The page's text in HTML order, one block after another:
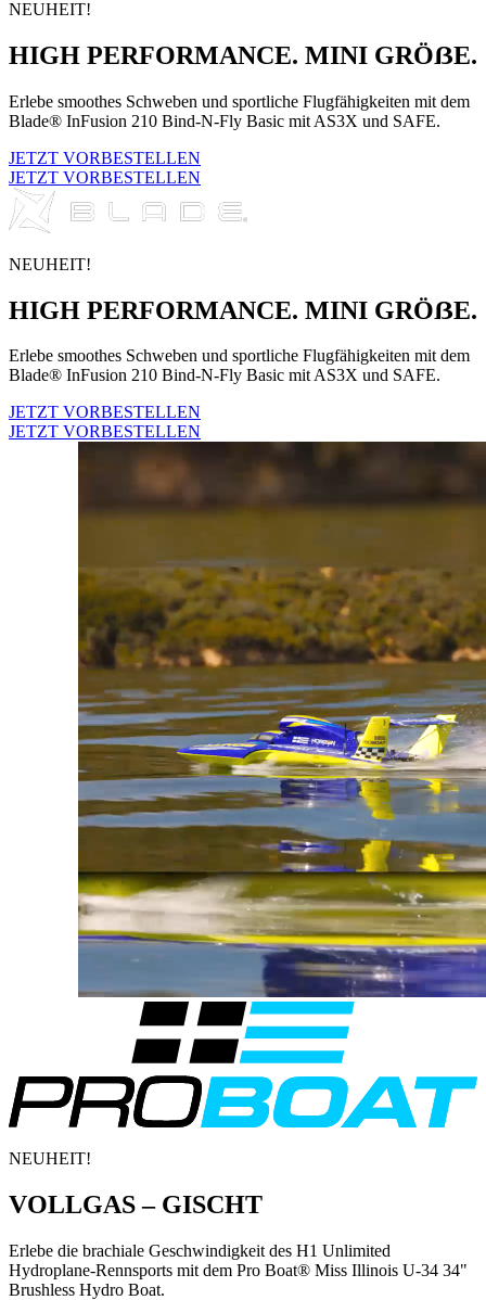
NEUHEIT!
HIGH PERFORMANCE. MINI GRÖẞE.
Erlebe smoothes Schweben und sportliche Flugfähigkeiten mit dem
Blade® InFusion 210 Bind-N-Fly Basic mit AS3X und SAFE.
JETZT VORBESTELLEN
JETZT VORBESTELLEN
NEUHEIT!
HIGH PERFORMANCE. MINI GRÖẞE.
Erlebe smoothes Schweben und sportliche Flugfähigkeiten mit dem
Blade® InFusion 210 Bind-N-Fly Basic mit AS3X und SAFE.
JETZT VORBESTELLEN
JETZT VORBESTELLEN
NEUHEIT!
VOLLGAS – GISCHT
Erlebe die brachiale Geschwindigkeit des H1 Unlimited
Hydroplane-Rennsports mit dem Pro Boat® Miss Illinois U-34 34"
Brushless Hydro Boat.